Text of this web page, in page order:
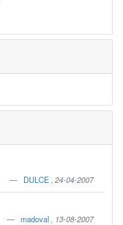
DULCE 24-04-2007
madoval 13-08-2007